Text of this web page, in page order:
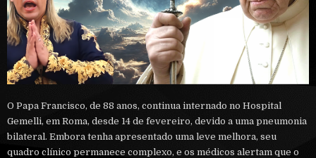
O Papa Francisco, de 88 anos, continua internado no Hospital
Gemelli, em Roma, desde 14 de fevereiro, devido a uma pneumonia
bilateral. Embora tenha apresentado uma leve melhora, seu
quadro clínico permanece complexo, e os médicos alertam que o